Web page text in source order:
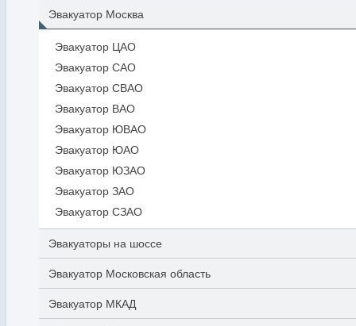
Эвакуатор Москва
Эвакуатор ЦАО
Эвакуатор САО
Эвакуатор СВАО
Эвакуатор ВАО
Эвакуатор ЮВАО
Эвакуатор ЮАО
Эвакуатор ЮЗАО
Эвакуатор ЗАО
Эвакуатор СЗАО
Эвакуаторы на шоссе
Эвакуатор Московская область
Эвакуатор МКАД